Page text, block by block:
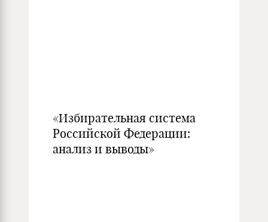
«Избирательная система
Российской Федерации:
анализ и выводы»